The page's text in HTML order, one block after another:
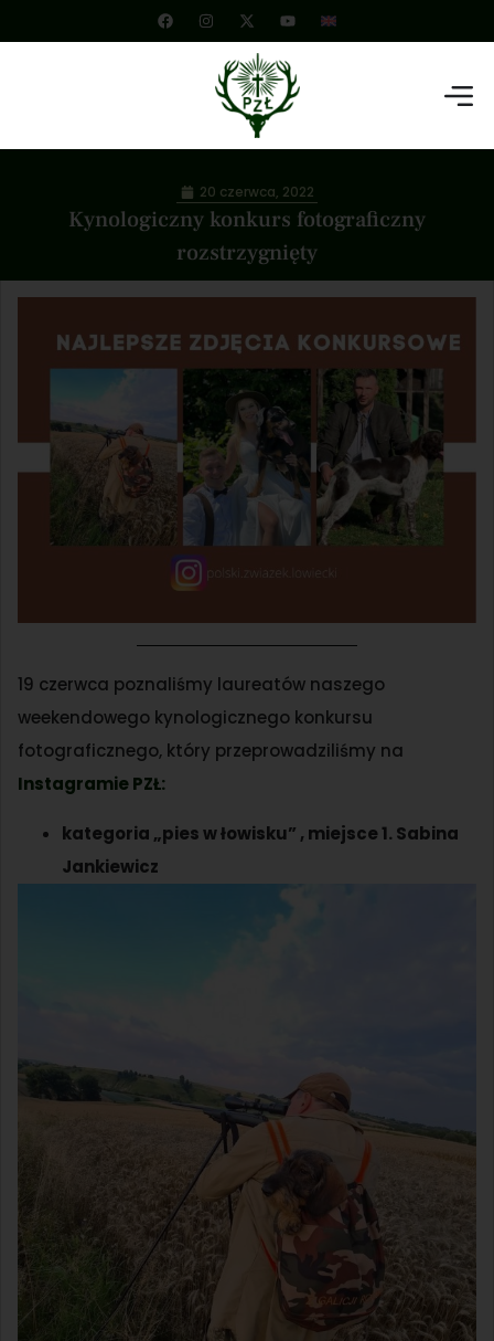
Kynologiczny konkurs fotograficzny
rozstrzygnięty
20 czerwca, 2022
19 czerwca poznaliśmy laureatów naszego
weekendowego kynologicznego konkursu
fotograficznego, który przeprowadziliśmy na
Instagramie PZŁ:
kategoria „pies w łowisku” , miejsce 1. Sabina
Jankiewicz